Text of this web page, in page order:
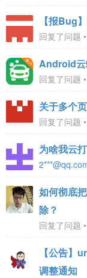
【报Bug
回复了问题
Android云
回复了问题
关于多个
回复了问题
为啥我云
如何彻底
除？
回复了问题
【公告】
调整通知